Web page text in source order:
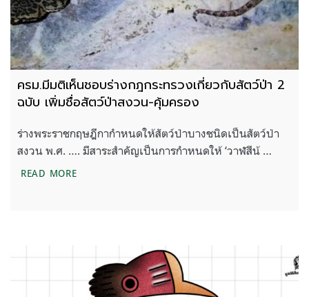
ครม.มีมติเห็นชอบร่างกฎกระทรวงเกี่ยวกับสัตว์ป่า 2
ฉบับ เพิ่มชื่อสัตว์ป่าสงวน-คุ้มครอง
ร่างพระราชกฤษฎีกากำหนดให้สัตว์ป่าบางชนิดเป็นสัตว์ป่า
สงวน พ.ศ. …. มีสาระสำคัญเป็นการกำหนดให้ ‘วาฬสีน้ …
READ MOREครม.มีมติเห็นชอบร่างกฎกระทรวงเกี่ยวกับสัตว์ป่า 2